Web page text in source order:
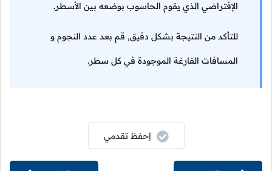
الإفتراضي الذي يقوم الحاسوب بوضعه بين الأسطر.
للتأكد من النتيجة بشكل دقيق, قم بعد عدد النجوم و
المسافات الفارغة الموجودة في كل سطر.
إحفظ تقدمي